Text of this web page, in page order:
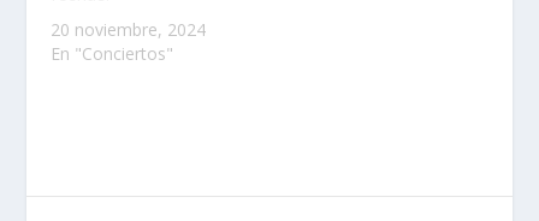
20 noviembre, 2024
En "Conciertos"